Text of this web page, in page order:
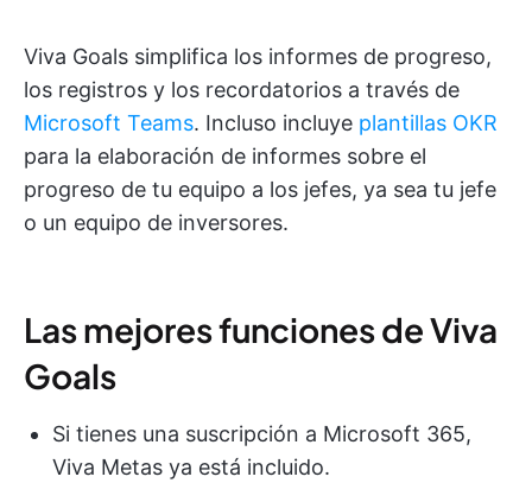
Viva Goals simplifica los informes de progreso,
los registros y los recordatorios a través de
Microsoft Teams. Incluso incluye plantillas OKR
para la elaboración de informes sobre el
progreso de tu equipo a los jefes, ya sea tu jefe
o un equipo de inversores.
Las mejores funciones de Viva
Goals
Si tienes una suscripción a Microsoft 365,
Viva Metas ya está incluido.